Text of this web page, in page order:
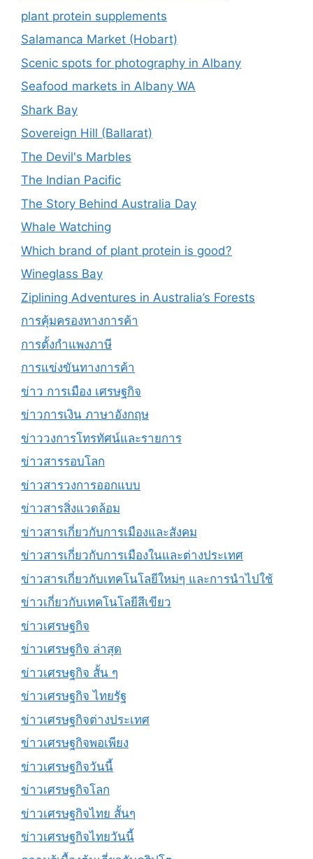
plant protein supplements
Salamanca Market (Hobart)
Scenic spots for photography in Albany
Seafood markets in Albany WA
Shark Bay
Sovereign Hill (Ballarat)
The Devil's Marbles
The Indian Pacific
The Story Behind Australia Day
Whale Watching
Which brand of plant protein is good?
Wineglass Bay
Ziplining Adventures in Australia’s Forests
การคุ้มครองทางการค้า
การตั้งกำแพงภาษี
การแข่งขันทางการค้า
ข่าว การเมือง เศรษฐกิจ
ข่าวการเงิน ภาษาอังกฤษ
ข่าววงการโทรทัศน์และรายการ
ข่าวสารรอบโลก
ข่าวสารวงการออกแบบ
ข่าวสารสิ่งแวดล้อม
ข่าวสารเกี่ยวกับการเมืองและสังคม
ข่าวสารเกี่ยวกับการเมืองในและต่างประเทศ
ข่าวสารเกี่ยวกับเทคโนโลยีใหม่ๆ และการนำไปใช้
ข่าวเกี่ยวกับเทคโนโลยีสีเขียว
ข่าวเศรษฐกิจ
ข่าวเศรษฐกิจ ล่าสุด
ข่าวเศรษฐกิจ สั้น ๆ
ข่าวเศรษฐกิจ ไทยรัฐ
ข่าวเศรษฐกิจต่างประเทศ
ข่าวเศรษฐกิจพอเพียง
ข่าวเศรษฐกิจวันนี้
ข่าวเศรษฐกิจโลก
ข่าวเศรษฐกิจไทย สั้นๆ
ข่าวเศรษฐกิจไทยวันนี้